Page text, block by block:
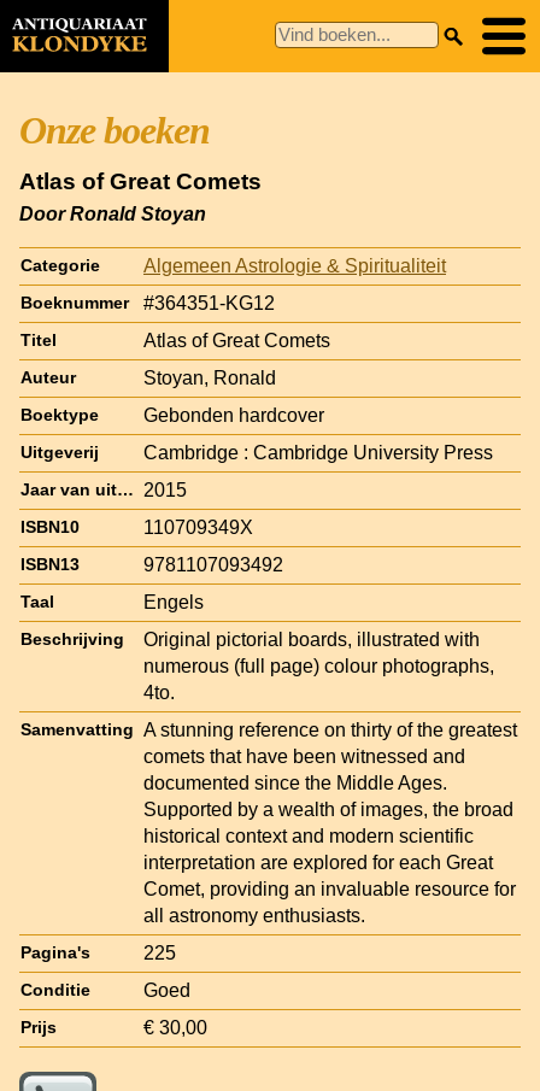
Onze boeken
Atlas of Great Comets
Door Ronald Stoyan
Categorie Algemeen Astrologie & Spiritualiteit
Boeknummer #364351-KG12
Titel Atlas of Great Comets
Auteur Stoyan, Ronald
Boektype Gebonden hardcover
Uitgeverij Cambridge : Cambridge University Press
Jaar van uitgave 2015
ISBN10 110709349X
ISBN13 9781107093492
Taal Engels
Beschrijving
Original pictorial boards, illustrated with
numerous (full page) colour photographs,
4to.
Samenvatting A stunning reference on thirty of the greatest
comets that have been witnessed and
documented since the Middle Ages.
Supported by a wealth of images, the broad
historical context and modern scientific
interpretation are explored for each Great
Comet, providing an invaluable resource for
all astronomy enthusiasts.
Pagina's 225
Conditie Goed
Prijs € 30,00